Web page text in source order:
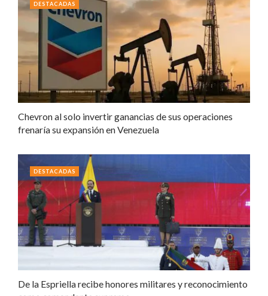
Chevron al solo invertir ganancias de sus operaciones
frenaría su expansión en Venezuela
DESTACADAS
De la Espriella recibe honores militares y reconocimiento
DESTACADAS